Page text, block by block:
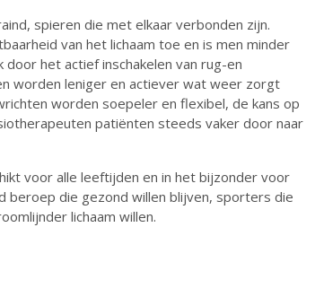
spieren die met elkaar verbonden zijn.
van het lichaam toe en is men minder
het actief inschakelen van rug-en
worden leniger en actiever wat weer zorgt
worden soepeler en flexibel, de kans op
patiënten steeds vaker door naar
voor alle leeftijden en in het bijzonder voor
beroep die gezond willen blijven, sporters die
lichaam willen.